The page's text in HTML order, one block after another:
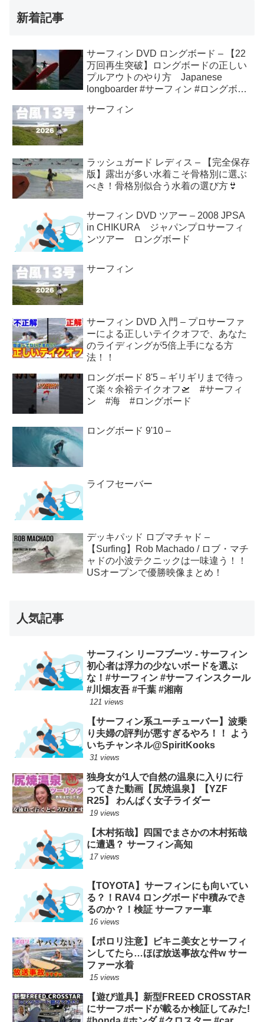
新着記事
サーフィン DVD ロングボード – 【22
万回再生突破】ロングボードの正しい
プルアウトのやり方 Japanese
longboarder #サーフィン #ロングボー
サーフィン
ラッシュガード レディス – 【完全保存
版】露出が多い水着こそ骨格別に選ぶ
べき！骨格別似合う水着の選び方👙
サーフィン DVD ツアー – 2008 JPSA
in CHIKURA ジャパンプロサーフィ
ンツアー ロングボード
サーフィン
サーフィン DVD 入門 – プロサーファ
ーによる正しいテイクオフで、あなた
のライディングが5倍上手になる方
法！！
ロングボード 8'5 – ギリギリまで待っ
て楽々余裕テイクオフ🛫 #サーフィ
ン #海 #ロングボード
ロングボード 9'10 –
ライフセーバー
デッキパッド ロブマチャド –
【Surfing】Rob Machado / ロブ・マチ
ャドの小波テクニックは一味違う！！
USオープンで優勝映像まとめ！
人気記事
サーフィン リーフブーツ - サーフィン
初心者は浮力の少ないボードを選ぶ
な！#サーフィン #サーフィンスクール
#川畑友吾 #千葉 #湘南
121 views
【サーフィン系ユーチューバー】波乗
り夫婦の評判が悪すぎるやろ！！ よう
いちチャンネル@SpiritKooks
31 views
独身女が1人で自然の温泉に入りに行
ってきた動画【尻焼温泉】【YZF
R25】 わんぱく女子ライダー
19 views
【木村拓哉】四国でまさかの木村拓哉
に遭遇？ サーフィン高知
17 views
【TOYOTA】サーフィンにも向いてい
る？！RAV4 ロングボード中積みでき
るのか？！検証 サーファー車
16 views
【ポロリ注意】ビキニ美女とサーフィ
ンしてたら…ほぼ放送事故な件w サー
ファー水着
15 views
【遊び道具】新型FREED CROSSTAR
にサーフボードが載るか検証してみた!